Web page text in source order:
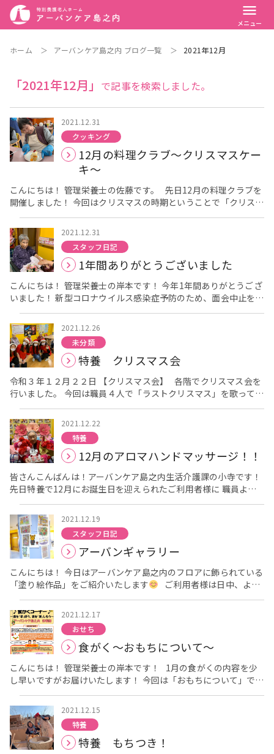
menu
メニュー
ホーム ＞ アーバンケア島之内 ブログ一覧 ＞ 2021年12月
「2021年12月」 で記事を検索しました。
2021.12.31
クッキング
12月の料理クラブ～クリスマスケー
キ～
こんにちは！ 管理栄養士の佐藤です。 先日12月の料理クラブを
開催しました！ 今回はクリスマスの時期ということで「クリスマ
スケーキ」を作りました
では、作っている様子をご紹介しま
す！ 好きな果物や生クリームを自分好みに盛りつけていきます
おしゃれだな、、
という盛り付けをされている方もおられ
ました！ 利用者様から教わることは本当にたくさんあります
ね。 仲がいいお二人を見て職員もほっこり
『こんなん初めて
やわ～』と喜ばれる方もおり 『おいしい！！』とペロッと平らげ
ておられました
今年もあとわずかとなりました。 皆様には
たくさんお世話になり、ありがとうございました。 来年もより一
層、アーバンに来てよかったと思っていただけるようなより良い
サービスを提供できるよう誠心誠意努力してまいります。 身体
に気をつけて、良いお年をお迎えください
2021.12.31
スタッフ日記
1年間ありがとうございました
こんにちは！ 管理栄養士の岸本です！ 今年1年間ありがとうござ
いました！ 新型コロナウイルス感染症予防のため、面会中止を継
続させて頂いており、皆様にはご不便をおかけしております。
今日は今年1年間の様子をダイジェストで紹介させていただきま
す！ 1月はお正月を楽しみました
たのしみました！ 3月はひな祭り
きを作りました！ 4月は2階から花見をたのしみました
鯉のぼりと兜で、こどもの日を満喫しました！ 6月はてるてる坊
主を作り、雨に負けずに梅雨も楽しもうと工夫しました
7月短
冊に願いをこめました
といった祭り屋台風のゲームを楽しみました！ 9月 敬老のお祝
いしました
ベランダの散歩も楽しみました
狩り 11月 温かいかぼちゃプリンを作って食べたり、おでんを
片手に紅葉狩り
そして12月 クリスマスにおもちつき
っという間の1年間でした！ 面会がなくても、施設の中でも様々
の写真は1年間のブログに載せたものと同じものです。詳しい内
容はブログ一覧からご覧ください） また、来年も楽しい1年にで
きるよう頑張っていきます
来年もよろしくお願い致します
よいお年をお迎えくださいませ。
2021.12.26
未分類
特養 クリスマス会
令和３年１２月２２日 【クリスマス会】 各階でクリスマス会を
行いました。 今回は職員４人で「ラストクリスマス」を歌ってダ
ンスも踊りました！ 皆さん手拍子されたりリズムをとって楽しま
れてました！ また職員より皆さんに小さい雪だるま
ントして たいへん喜ばれてました！ プレゼント（ゆきだるま）
車椅子や手押し車に付けたり、部屋に飾られています ５階 ク
リスマス会 ４階 クリスマス会 ３階 クリスマス会 デイ
2021.12.22
特養
12月のアロマハンドマッサージ！！
皆さんこんばんは！アーバンケア島之内生活介護課の小寺です！
先日特養で12月にお誕生日を迎えられたご利用者様に 職員より
アロマハンドマッサージのプレゼントを させていただきました
その様子をご紹介させていただきます。 今回のアロマではロ
ーズマリー・マジョラム・グレープフルーツと豪華に三種類 も香
りが入ったアロマでした！！ ローズマリーには集中力を高める効
果が.マジョラムにはリラックス効果が. グレープフルーツには鎮
痛作用があるらしいです
がお化粧の方を させていただきました。 お誕生日おめでとうご
ざいます
これからも元気にお過ごしくださいね♡ 最後に！
寒い日が続いています。 体調には気を付けて下さいね(*^-^*)
2021.12.19
スタッフ日記
アーバンギャラリー
こんにちは！ 今日はアーバンケア島之内のフロアに飾られている
「塗り絵作品」をご紹介いたします
ご利用者様は日中、よく
塗り絵をして過ごされています。 塗り絵は「こどもの遊び」と思
われている方もいらっしゃるでしょうが、侮ってはいけません。
大人向けの塗り絵は、とても細かく、配色も難しい塗り絵がたく
さんあります。 根気もいりますし、とにかく、難しいのです。
しかも、塗り絵には様々な効果があります。 配色を考えたり、は
み出さないように塗ったりと集中力や注意力を使います。 情景や
記憶を思い起こさせたり脳を刺激する効果も期待できます。 そう
です。きれいに塗った作品を飾れるだけでなく、リハビリの効果
もあるのです。 そうして塗った作品をご覧ください。 5階の柱
にはたくさんの作品が飾られています
り絵が飾られています。 細かいので大変でとにかく根気がいりま
す！ でも、とても季節感があって、クリスマスが楽しみになりま
す
各居室のネームプレートにも作品を貼っています
2021.12.17
おせち
食がく～おもちについて～
こんにちは！ 管理栄養士の岸本です！ 1月の食がくの内容を少
し早いですがお届けいたします！ 今回は「おもちについて」です
先日、アーバンケア島之内でもおもちつきをしました！ その
様子はこちらのブログをご覧ください⇒特養 もちつき！ 日本
には、古くからもちを食べる習慣があります。もちには神様が宿
っていると考えられ、お正月や節句、誕生祝いなど、季節の行事
や祝い事の「ハレの日」の特別の食べ物でした。今でも、季節の
2021.12.15
特養
特養 もちつき！